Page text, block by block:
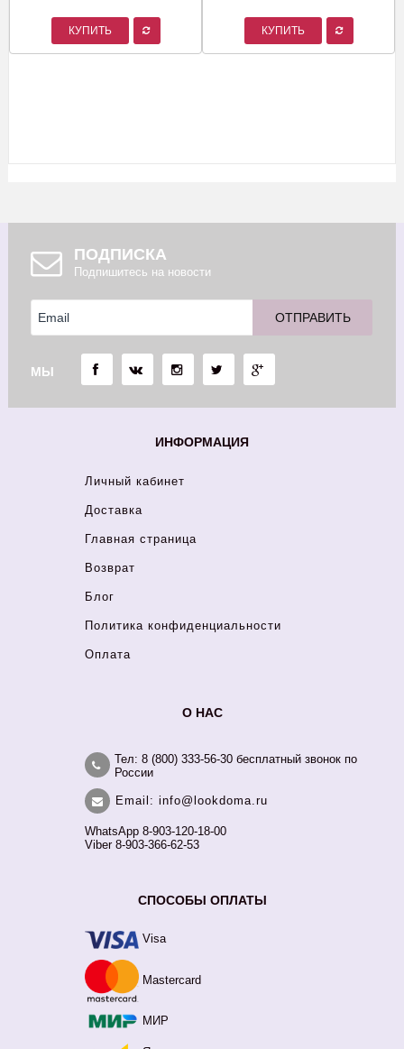
КУПИТЬ КУПИТЬ
ПОДПИСКА
Подпишитесь на новости
МЫ
ИНФОРМАЦИЯ
Личный кабинет
Доставка
Главная страница
Возврат
Блог
Политика конфиденциальности
Оплата
О НАС
Тел: 8 (800) 333-56-30 бесплатный звонок по
России
Email: info@lookdoma.ru
WhatsApp 8-903-120-18-00
Viber 8-903-366-62-53
СПОСОБЫ ОПЛАТЫ
Visa
Mastercard
МИР